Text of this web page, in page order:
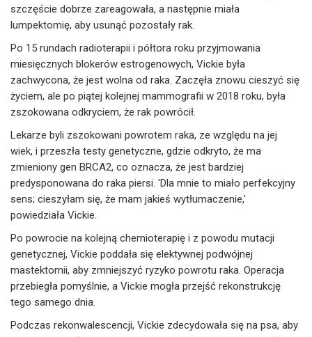
szczęście dobrze zareagowała, a następnie miała
lumpektomię, aby usunąć pozostały rak.
Po 15 rundach radioterapii i półtora roku przyjmowania
miesięcznych blokerów estrogenowych, Vickie była
zachwycona, że jest wolna od raka. Zaczęła znowu cieszyć się
życiem, ale po piątej kolejnej mammografii w 2018 roku, była
zszokowana odkryciem, że rak powrócił.
Lekarze byli zszokowani powrotem raka, ze względu na jej
wiek, i przeszła testy genetyczne, gdzie odkryto, że ma
zmieniony gen BRCA2, co oznacza, że jest bardziej
predysponowana do raka piersi. 'Dla mnie to miało perfekcyjny
sens; cieszyłam się, że mam jakieś wytłumaczenie,'
powiedziała Vickie.
Po powrocie na kolejną chemioterapię i z powodu mutacji
genetycznej, Vickie poddała się elektywnej podwójnej
mastektomii, aby zmniejszyć ryzyko powrotu raka. Operacja
przebiegła pomyślnie, a Vickie mogła przejść rekonstrukcję
tego samego dnia.
Podczas rekonwalescencji, Vickie zdecydowała się na psa, aby